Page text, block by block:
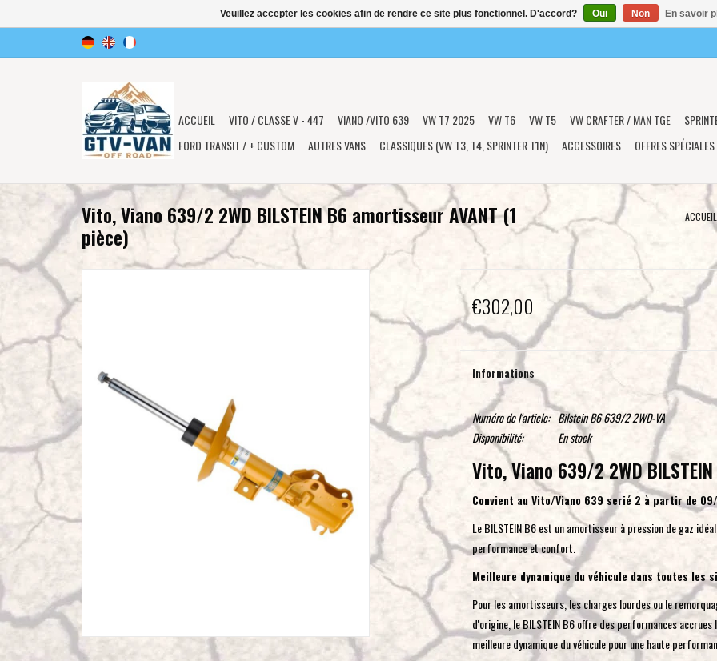
ACCUEIL VITO / CLASSE V - 447 VIANO /VITO 639 VW T7 2025 VW T6 VW T5 VW CRAFTER / MAN TGE
FORD TRANSIT / + CUSTOM
AUTRES VANS CLASSIQUES (VW T3, T4, SPRINTER T1N) ACCESSOIRES OFFRES SPÉCIALES
Vito, Viano 639/2 2WD BILSTEIN B6 amortisseur AVANT (1
pièce)
ACCUEIL
€302,00
Informations
Numéro de l'article: Bilstein B6 639/2 2WD-VA
Disponibilité:
En stock
Vito, Viano 639/2 2WD
Convient au Vito/Viano 639 serié 2 à partir de
Le BILSTEIN B6 est un amortisseur à pression de gaz
performance et confort.
Meilleure dynamique du véhicule dans toutes les
Pour les amortisseurs, les charges lourdes ou le
d'origine, le BILSTEIN B6 offre des performances
meilleure dynamique du véhicule pour une haute
Veuillez accepter les cookies afin de rendre ce site plus fonctionnel. D'accord? Oui Non En savoir